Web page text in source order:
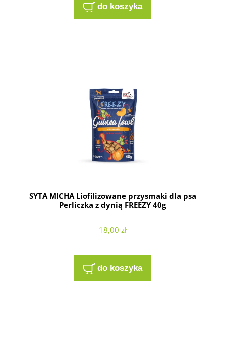
do koszyka
SYTA MICHA Liofilizowane przysmaki dla psa
Perliczka z dynią FREEZY 40g
18,00 zł
do koszyka